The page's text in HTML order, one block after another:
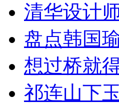
清华设计
盘点韩国
想过桥就
祁连山下